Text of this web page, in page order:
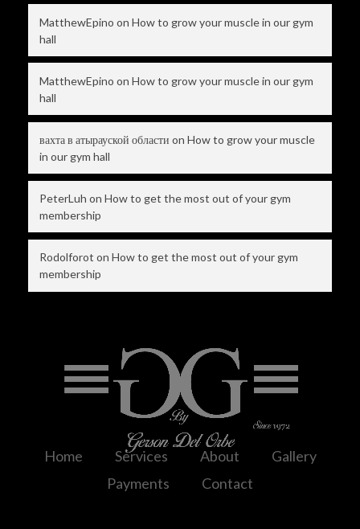
MatthewEpino on How to grow your muscle in our gym
hall
MatthewEpino on How to grow your muscle in our gym
hall
вахта в атырауской области on How to grow your muscle
in our gym hall
PeterLuh on How to get the most out of your gym
membership
Rodolforot on How to get the most out of your gym
membership
Home Services About
Gallery
Payments
Contact